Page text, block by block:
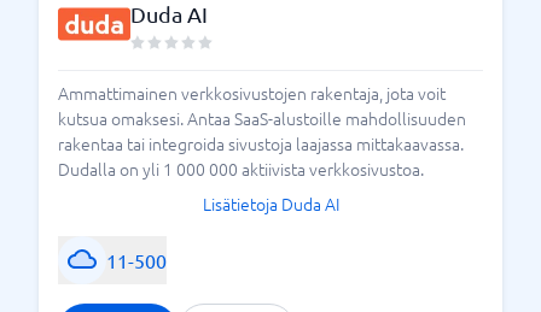
Duda AI
Ammattimainen verkkosivustojen rakentaja, jota voit
kutsua omaksesi. Antaa SaaS-alustoille mahdollisuuden
rakentaa tai integroida sivustoja laajassa mittakaavassa.
Dudalla on yli 1 000 000 aktiivista verkkosivustoa.
Lisätietoja Duda AI
11-500